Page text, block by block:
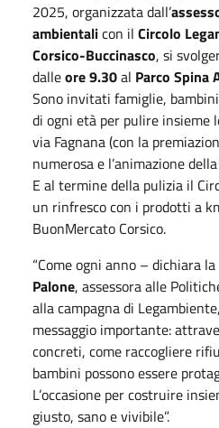
2025, organizzata dall’
ambientalicon il Circolo
Corsico-Buccinasco, si
dalleore 9.30al Parco Spina
Sono invitati famiglie,
di ogni età per pulire insieme
via Fagnana (con la
numerosa e l’animazione
E al termine della pulizia il
un rinfresco con i prodotti a
BuonMercato Corsico.
“Come ogni anno – dichiara
Palone, assessora alle
alla campagna di
messaggio importante:
concreti, come raccogliere
bambini possono essere
L’occasione per costruire
giusto, sano e vivibile”.